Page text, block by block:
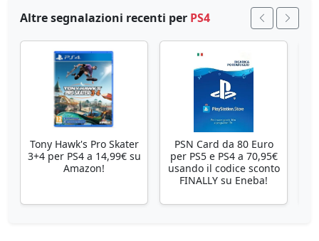
Altre segnalazioni recenti per PS4
Tony Hawk's Pro Skater
3+4 per PS4 a 14,99€ su
Amazon!
PSN Card da 80 Euro
per PS5 e PS4 a 70,95€
usando il codice sconto
FINALLY su Eneba!